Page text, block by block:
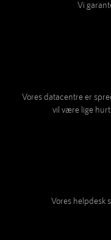
Vi
Vores datacentre er
vil være lige
Vores helpdesk